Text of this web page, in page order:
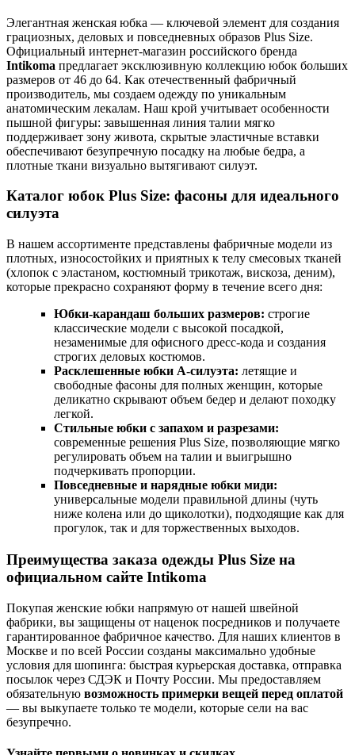
Элегантная женская юбка — ключевой элемент для создания
грациозных, деловых и повседневных образов Plus Size.
Официальный интернет-магазин российского бренда
Intikoma предлагает эксклюзивную коллекцию юбок больших
размеров от 46 до 64. Как отечественный фабричный
производитель, мы создаем одежду по уникальным
анатомическим лекалам. Наш крой учитывает особенности
пышной фигуры: завышенная линия талии мягко
поддерживает зону живота, скрытые эластичные вставки
обеспечивают безупречную посадку на любые бедра, а
плотные ткани визуально вытягивают силуэт.
Каталог юбок Plus Size: фасоны для идеального
силуэта
В нашем ассортименте представлены фабричные модели из
плотных, износостойких и приятных к телу смесовых тканей
(хлопок с эластаном, костюмный трикотаж, вискоза, деним),
которые прекрасно сохраняют форму в течение всего дня:
Юбки-карандаш больших размеров: строгие
классические модели с высокой посадкой,
незаменимые для офисного дресс-кода и создания
строгих деловых костюмов.
Расклешенные юбки А-силуэта: летящие и
свободные фасоны для полных женщин, которые
деликатно скрывают объем бедер и делают походку
легкой.
Стильные юбки с запахом и разрезами:
современные решения Plus Size, позволяющие мягко
регулировать объем на талии и выигрышно
подчеркивать пропорции.
Повседневные и нарядные юбки миди:
универсальные модели правильной длины (чуть
ниже колена или до щиколотки), подходящие как для
прогулок, так и для торжественных выходов.
Преимущества заказа одежды Plus Size на
официальном сайте Intikoma
Покупая женские юбки напрямую от нашей швейной
фабрики, вы защищены от наценок посредников и получаете
гарантированное фабричное качество. Для наших клиентов в
Москве и по всей России созданы максимально удобные
условия для шопинга: быстрая курьерская доставка, отправка
посылок через СДЭК и Почту России. Мы предоставляем
обязательную возможность примерки вещей перед оплатой
— вы выкупаете только те модели, которые сели на вас
безупречно.